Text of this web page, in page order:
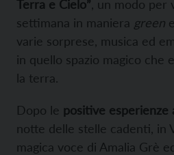
Terra e Cielo” , un modo
settimana in maniera green
varie sorprese, musica ed
in quello spazio magico che
la terra.
Dopo le positive esperienze
notte delle stelle cadenti, in
magica voce di Amalia Grè